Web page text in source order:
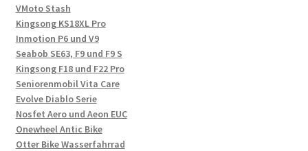
VMoto Stash
Kingsong KS18XL Pro
Inmotion P6 und V9
Seabob SE63, F9 und F9 S
Kingsong F18 und F22 Pro
Seniorenmobil Vita Care
Evolve Diablo Serie
Nosfet Aero und Aeon EUC
Onewheel Antic Bike
Otter Bike Wasserfahrrad